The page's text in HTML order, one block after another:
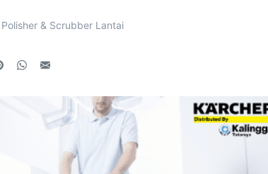
Polisher & Scrubber Lantai